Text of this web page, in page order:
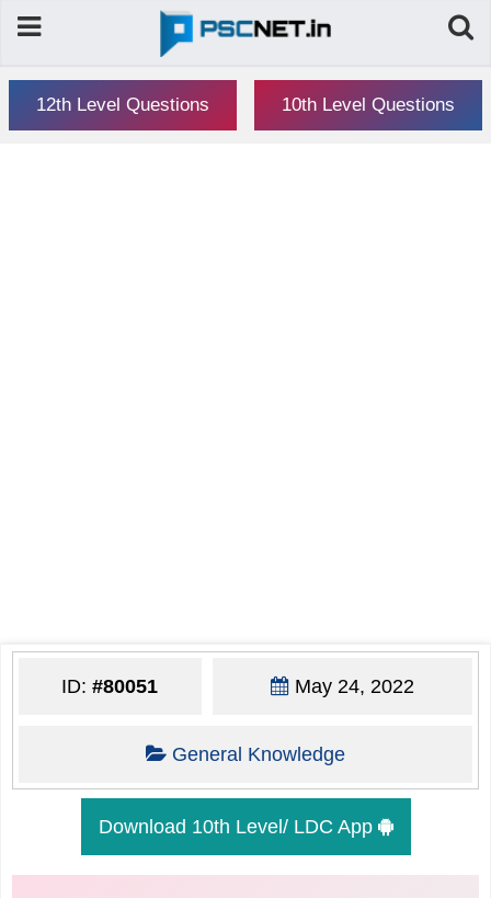
12th Level Questions 10th Level Questions
ID:#80051 May 24, 2022
General Knowledge
Download 10th Level/ LDC App